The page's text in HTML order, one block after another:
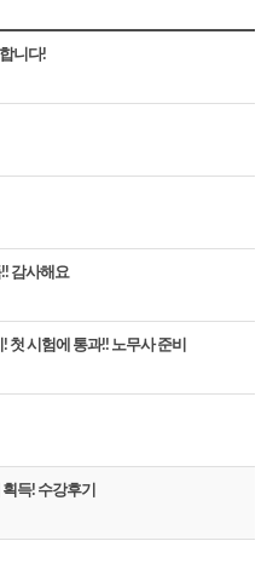
니다!
감사해요
첫 시험에 통과!! 노무사 준비
득! 수강후기